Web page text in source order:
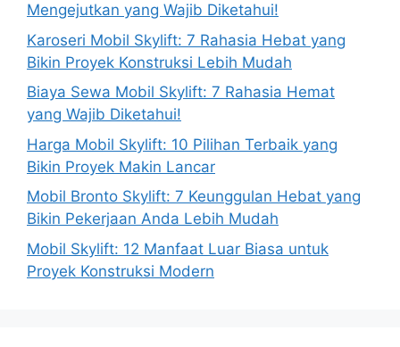
Mengejutkan yang Wajib Diketahui!
Karoseri Mobil Skylift: 7 Rahasia Hebat yang
Bikin Proyek Konstruksi Lebih Mudah
Biaya Sewa Mobil Skylift: 7 Rahasia Hemat
yang Wajib Diketahui!
Harga Mobil Skylift: 10 Pilihan Terbaik yang
Bikin Proyek Makin Lancar
Mobil Bronto Skylift: 7 Keunggulan Hebat yang
Bikin Pekerjaan Anda Lebih Mudah
Mobil Skylift: 12 Manfaat Luar Biasa untuk
Proyek Konstruksi Modern